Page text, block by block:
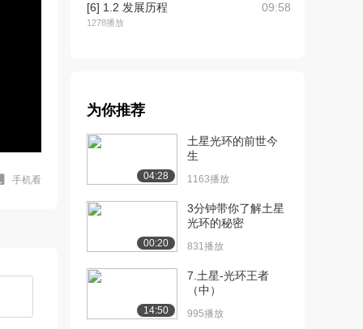
手机看
[6] 1.2 发展历程
1278播放
09:58
[8] 1.2 发展历程（下）
1566播放
[9] 1.2 发展历程 09:32
术的结合
1168播放
[12] 2.1太空旅行（上）
715播放
为你推荐
04:28
土星光环的前世今
生
1163播放
00:20
3分钟带你了解土星
光环的秘密
831播放
14:50
7.土星-光环王者
（中）
995播放